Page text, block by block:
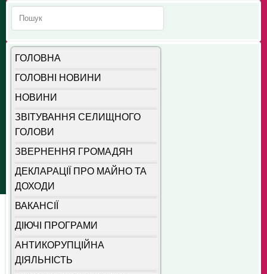
ГОЛОВНА
ГОЛОВНІ НОВИНИ
НОВИНИ
ЗВІТУВАННЯ СЕЛИЩНОГО
ГОЛОВИ
ЗВЕРНЕННЯ ГРОМАДЯН
ДЕКЛАРАЦІЇ ПРО МАЙНО ТА
ДОХОДИ
ВАКАНСІЇ
ДІЮЧІ ПРОГРАМИ
АНТИКОРУПЦІЙНА
ДІЯЛЬНІСТЬ